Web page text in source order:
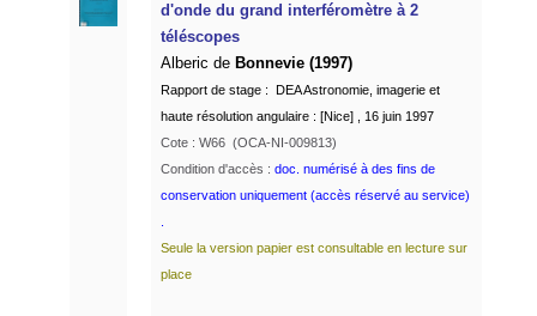
d'onde du grand interféromètre à 2
téléscopes
Alberic de Bonnevie (1997)
Rapport de stage : DEA Astronomie, imagerie et
haute résolution angulaire : [Nice] , 16 juin 1997
Cote : W66 (OCA-NI-009813)
Condition d'accès : doc. numérisé à des fins de
conservation uniquement (accès réservé au service)
Seule la version papier est consultable en lecture sur
place